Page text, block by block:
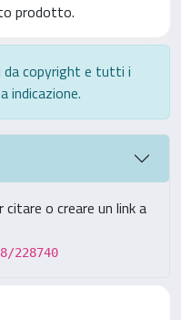
prodotto.
da copyright e tutti i
indicazione.
o creare un link a
228740